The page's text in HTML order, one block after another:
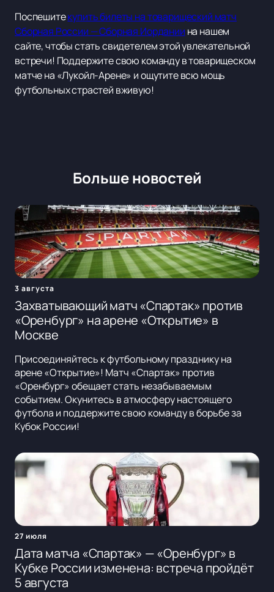
Поспешитекупить билеты на товарищеский матч
Сборная России — Сборная Иордании на нашем
сайте, чтобы стать свидетелем этой увлекательной
встречи! Поддержите свою команду в товарищеском
матче на «Лукойл-Арене» и ощутите всю мощь
футбольных страстей вживую!
Больше новостей
3 августа
Захватывающий матч «Спартак» против
«Оренбург» на арене «Открытие» в
Москве
Присоединяйтесь к футбольному празднику на
арене «Открытие»! Матч «Спартак» против
«Оренбург» обещает стать незабываемым
событием. Окунитесь в атмосферу настоящего
футбола и поддержите свою команду в борьбе за
Кубок России!
27 июля
Дата матча «Спартак» — «Оренбург» в
Кубке России изменена: встреча пройдёт
5 августа